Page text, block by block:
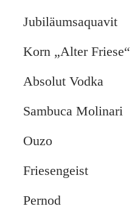
Jubiläumsaquavit
Korn „Alter Friese“
Absolut Vodka
Sambuca Molinari
Ouzo
Friesengeist
Pernod